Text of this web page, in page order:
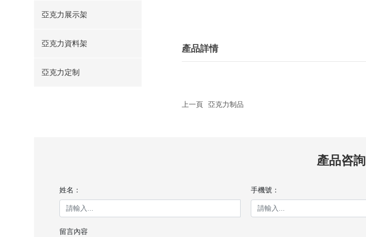
亞克力展示架
亞克力資料架
亞克力定制
產品詳情
上一頁 亞克力制品
產品咨詢
姓名： 手機號：
留言內容